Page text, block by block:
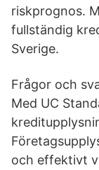
riskprognos.
fullständig
Sverige.
Frågor och
Med UC
och effektivt